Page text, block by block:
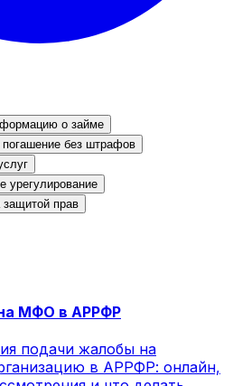
о займе
без штрафов
урегулирование
защитой прав
МФО в АРРФР
подачи жалобы на
в АРРФР: онлайн,